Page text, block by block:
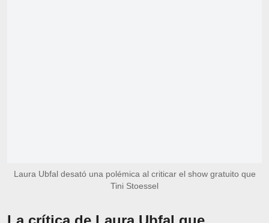
Laura Ubfal desató una polémica al criticar el show gratuito que
Tini Stoessel